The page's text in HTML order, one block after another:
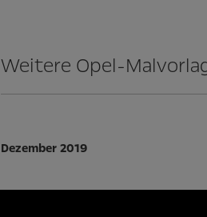
Weitere Opel-
Dezember 2019